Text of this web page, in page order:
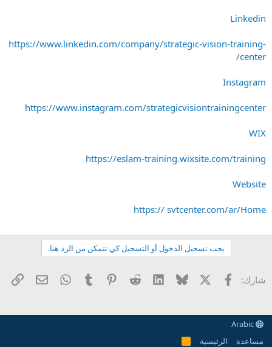
Linkedin
https://www.linkedin.com/company/strategic-vision-training-
center/
Instagram
https://www.instagram.com/strategicvisiontrainingcenter
WIX
https://eslam-training.wixsite.com/training
Website
https:// svtcenter.com/ar/Home
يجب تسجيل الدخول أو التسجيل كي تتمكن من الرد هنا.
شارك: فيسبوك Bluesky
LinkedIn
Reddit
Pinterest
Tumblr
WhatsApp
البريد
مساعدة
الرئيسية